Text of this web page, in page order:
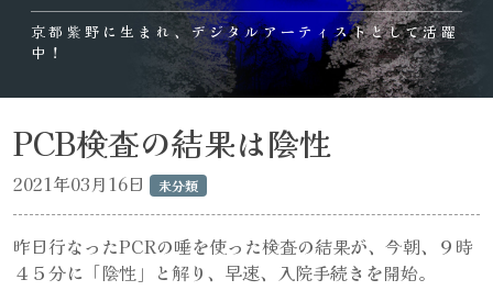
京都紫野に生まれ、デジタルアーティストとして活躍
中！
PCB検査の結果は陰性
2021年03月16日 未分類
昨日行なったPCRの唾を使った検査の結果が、今朝、９時
４５分に「陰性」と解り、早速、入院手続きを開始。